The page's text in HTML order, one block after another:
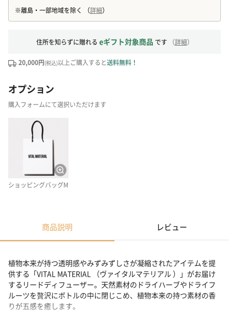
住所を知らずに贈れる eギフト対象商品 です （詳細）
20,000円(税込)以上ご購入すると送料無料！
オプション
購入フォームにて選択いただけます
ショッピングバッグM
商品説明 レビュー
植物本来が持つ透明感やみずみずしさが凝縮されたアイテムを提
供する「VITAL MATERIAL （ヴァイタルマテリアル ）」がお届け
するリードディフューザー。天然素材のドライハーブやドライフ
ルーツを贅沢にボトルの中に閉じこめ、植物本来の持つ素材の香
りが五感を癒します。